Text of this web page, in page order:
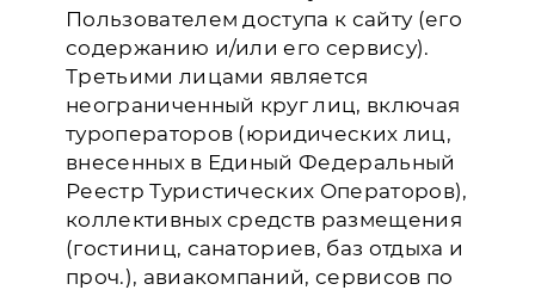
Пользователем доступа к сайту (его
содержанию и/или его сервису).
Третьими лицами является
неограниченный круг лиц, включая
туроператоров (юридических лиц,
внесенных в Единый Федеральный
Реестр Туристических Операторов),
коллективных средств размещения
(гостиниц, санаториев, баз отдыха и
проч.), авиакомпаний, сервисов по